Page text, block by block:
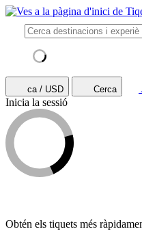
ca / USD Cerca
Inicia la sessió
Obtén els tiquets més